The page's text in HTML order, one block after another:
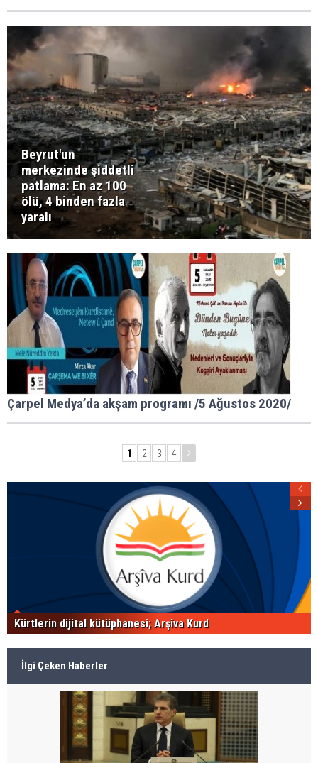
Beyrut'un
merkezinde şiddetli
patlama: En az 100
ölü, 4 binden fazla
yaralı
Çarpel Medya’da akşam programı /5 Ağustos 2020/
1 2 3 4
Kürtlerin dijital kütüphanesi; Arşîva Kurd
İlgi Çeken Haberler